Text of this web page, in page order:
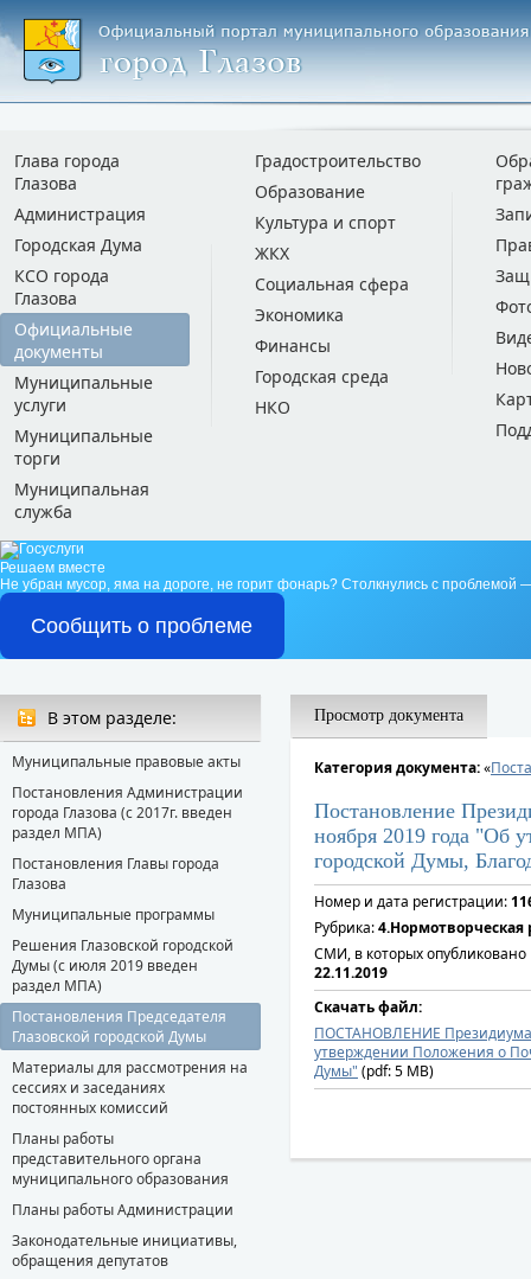
Глава города
Глазова
Администрация
Городская Дума
КСО города
Глазова
Официальные
документы
Муниципальные
услуги
Муниципальные
торги
Муниципальная
служба
Градостроительство
Образование
Культура и спорт
ЖКХ
Социальная сфера
Экономика
Финансы
Городская среда
НКО
Решаем вместе
Не убран мусор, яма на дороге, не горит фонарь? Столкнулись с проблемой
Сообщить о проблеме
В этом разделе:
Муниципальные правовые акты
Постановления Администрации
города Глазова (с 2017г. введен
раздел МПА)
Постановления Главы города
Глазова
Муниципальные программы
Решения Глазовской городской
Думы (с июля 2019 введен
раздел МПА)
Постановления Председателя
Глазовской городской Думы
Материалы для рассмотрения на
сессиях и заседаниях
постоянных комиссий
Планы работы
представительного органа
муниципального образования
Планы работы Администрации
Законодательные инициативы,
обращения депутатов
Просмотр документа
Категория документа:«
Постановление
ноября 2019 года "Об
городской Думы,
Номер и дата регистрации:
Рубрика:4.Нормотворческая
СМИ, в которых
22.11.2019
Скачать файл:
ПОСТАНОВЛЕНИЕ Президиума
утверждении Положения о
Думы" (pdf: 5 MB)